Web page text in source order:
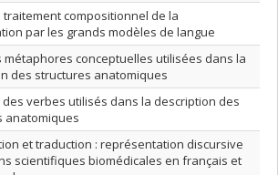
traitement compositionnel de la
par les grands modèles de langue
métaphores conceptuelles utilisées dans la
des structures anatomiques
des verbes utilisés dans la description des
anatomiques
et traduction : représentation discursive
scientifiques biomédicales en français et